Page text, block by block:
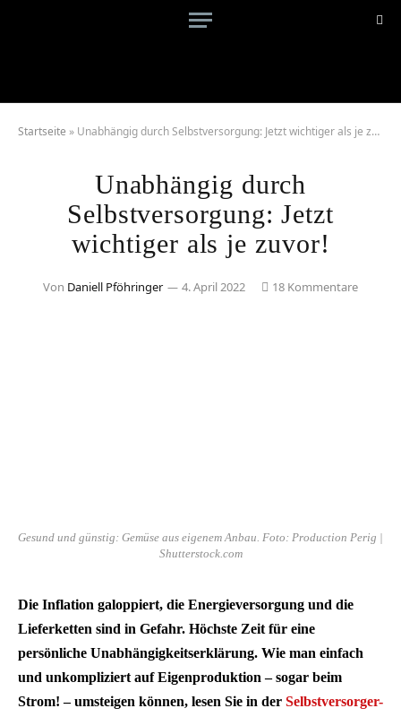
Startseite » Unabhängig durch Selbstversorgung: Jetzt wichtiger als je zuvor!
Unabhängig durch
Selbstversorgung: Jetzt
wichtiger als je zuvor!
Von Daniell Pföhringer 4. April 2022 18 Kommentare
Gesund und günstig: Gemüse aus eigenem Anbau. Foto: Production Perig |
Shutterstock.com
Die Inflation galoppiert, die Energieversorgung und die
Lieferketten sind in Gefahr. Höchste Zeit für eine
persönliche Unabhängigkeitserklärung. Wie man einfach
und unkompliziert auf Eigenproduktion – sogar beim
Strom! – umsteigen können, lesen Sie in der Selbstversorger-